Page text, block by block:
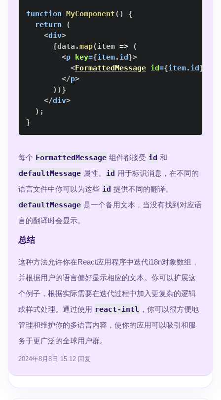
function MyComponent( )
{
return
(
<div>
{data .map(item =>
(
<p key={item. id}>
<FormattedMessage id={item. id}
</p>
) )}
</div>
) ;
}
每个 FormattedMessage 组件都接受 id 和
defaultMessage 属性。 id 用于标识消息，在不同的
语言文件中你可以为这些 id 提供不同的翻译。
defaultMessage 是一个备用文本，当没有找到对应语
言的翻译时会显示。
总结
这种方法允许你在React应用程序中迭代i18n对象数组，
并根据用户的语言偏好显示相应的文本。你可以扩展这
个例子，根据实际需要在迭代过程中加入更复杂的逻辑
或样式处理。通过使用 react-intl ，你可以很方便地
管理和维护你的多语言内容，使你的应用可以吸引和服
务于更广泛的全球用户群。
2024年8月8日 15:12 回复